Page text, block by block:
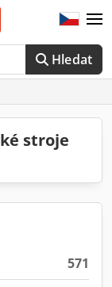
Hledat
stroje
571